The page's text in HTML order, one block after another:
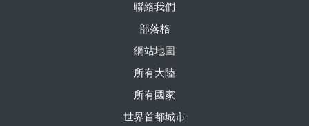
聯絡我們
部落格
網站地圖
所有大陸
所有國家
世界首都城市